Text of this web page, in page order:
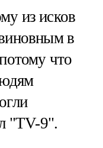
из исков
в
что
"TV-9".